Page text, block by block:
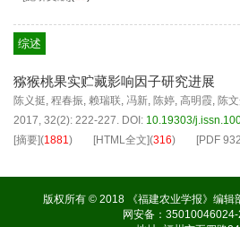
综述
猕猴桃果实贮藏影响因子研究进展
陈义挺, 程春振, 赖瑞联, 冯新, 陈婷, 高明霞, 陈
2017, 32(2): 222-227. DOI: 10.19303/
[摘要](1881) [HTML全文](316) [PDF
版权所有 © 2018 《福建农业学报》编辑
网安备：